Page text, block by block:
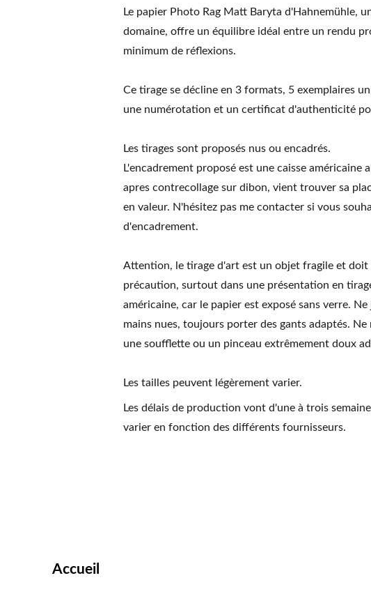
Le papier Photo Rag Matt Baryta d'Hahnemühle,
domaine, offre un équilibre idéal entre un rendu
minimum de réflexions.
Ce tirage se décline en 3 formats, 5 exemplaires
une numérotation et un certificat d'authenticité
Les tirages sont proposés nus ou encadrés.
L'encadrement proposé est une caisse américaine
apres contrecollage sur dibon, vient trouver sa
en valeur. N'hésitez pas me contacter si vous
d'encadrement.
Attention, le tirage d'art est un objet fragile et doit
précaution, surtout dans une présentation en
américaine, car le papier est exposé sans verre.
mains nues, toujours porter des gants adaptés.
une soufflette ou un pinceau extrêmement doux
Les tailles peuvent légèrement varier.
Les délais de production vont d'une à trois
varier en fonction des différents fournisseurs.
Accueil